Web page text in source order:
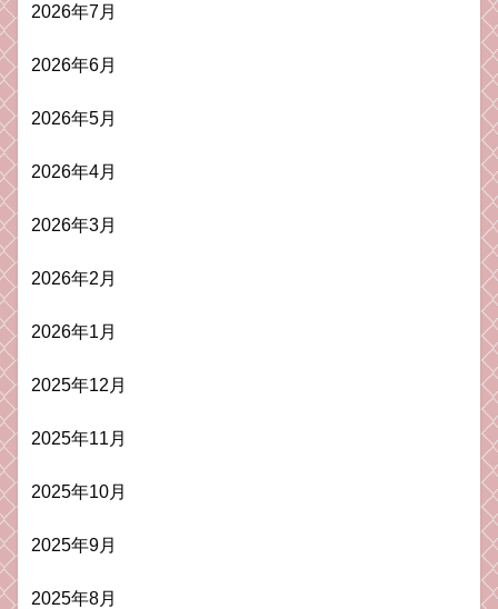
2026年7月
2026年6月
2026年5月
2026年4月
2026年3月
2026年2月
2026年1月
2025年12月
2025年11月
2025年10月
2025年9月
2025年8月